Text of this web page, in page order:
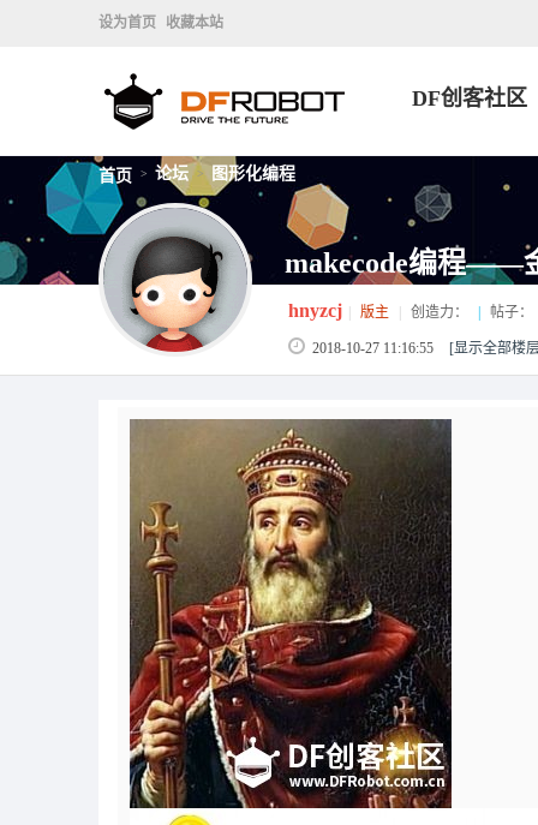
设为首页 收藏本站
DF创客社区
首页 > 论坛 > 图形化编程
makecode编程——
hnyzcj 版主 创造力： 帖子：
2018-10-27 11:16:55 [显示全部楼